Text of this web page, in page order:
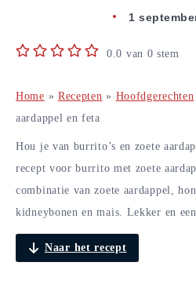
1
0.0 van 0 stem
Home » Recepten » Hoofdgerechten
aardappel en feta
Hou je van burrito’s en zoete
recept voor burrito met zoete
combinatie van zoete aardappel,
kidneybonen en mais. Lekker en
Naar het recept